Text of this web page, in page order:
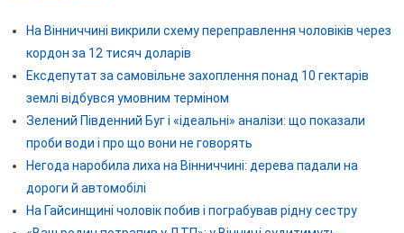
На Вінниччині викрили схему переправлення чоловіків через
кордон за 12 тисяч доларів
Ексдепутат за самовільне захоплення понад 10 гектарів
землі відбувся умовним терміном
Зелений Південний Буг і «ідеальні» аналізи: що показали
проби води і про що вони не говорять
Негода наробила лиха на Вінниччині: дерева падали на
дороги й автомобілі
На Гайсинщині чоловік побив і пограбував рідну сестру